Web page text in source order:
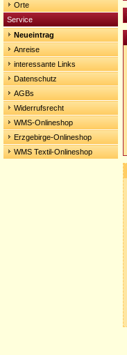
Orte
Service
Neueintrag
Anreise
interessante Links
Datenschutz
AGBs
Widerrufsrecht
WMS-Onlineshop
Erzgebirge-Onlineshop
WMS Textil-Onlineshop